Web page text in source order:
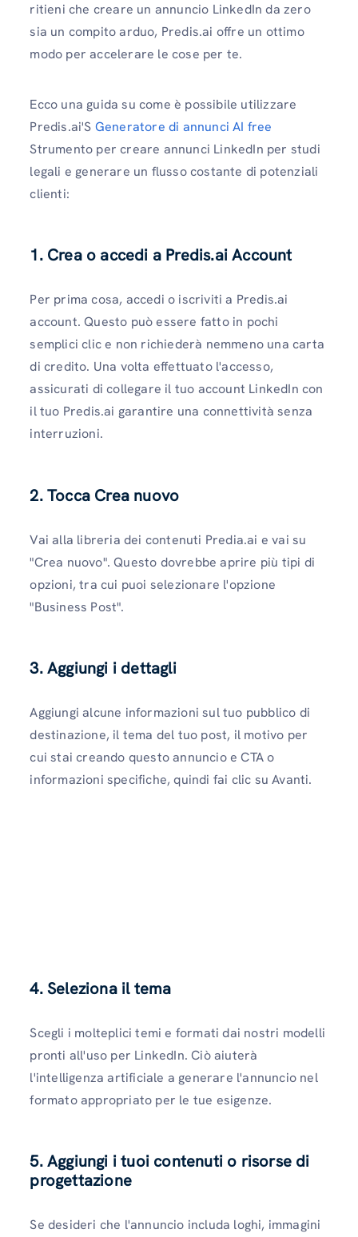
ritieni che creare un annuncio LinkedIn da zero
sia un compito arduo, Predis.ai offre un ottimo
modo per accelerare le cose per te.
Ecco una guida su come è possibile utilizzare
Predis.ai'S Generatore di annunci AI free
Strumento per creare annunci LinkedIn per studi
legali e generare un flusso costante di potenziali
clienti:
1. Crea o accedi a Predis.ai Account
Per prima cosa, accedi o iscriviti a Predis.ai
account. Questo può essere fatto in pochi
semplici clic e non richiederà nemmeno una carta
di credito. Una volta effettuato l'accesso,
assicurati di collegare il tuo account LinkedIn con
il tuo Predis.ai garantire una connettività senza
interruzioni.
2. Tocca Crea nuovo
Vai alla libreria dei contenuti Predia.ai e vai su
"Crea nuovo". Questo dovrebbe aprire più tipi di
opzioni, tra cui puoi selezionare l'opzione
"Business Post".
3. Aggiungi i dettagli
Aggiungi alcune informazioni sul tuo pubblico di
destinazione, il tema del tuo post, il motivo per
cui stai creando questo annuncio e CTA o
informazioni specifiche, quindi fai clic su Avanti.
4. Seleziona il tema
Scegli i molteplici temi e formati dai nostri modelli
pronti all'uso per LinkedIn. Ciò aiuterà
l'intelligenza artificiale a generare l'annuncio nel
formato appropriato per le tue esigenze.
5. Aggiungi i tuoi contenuti o risorse di
progettazione
Se desideri che l'annuncio includa loghi, immagini